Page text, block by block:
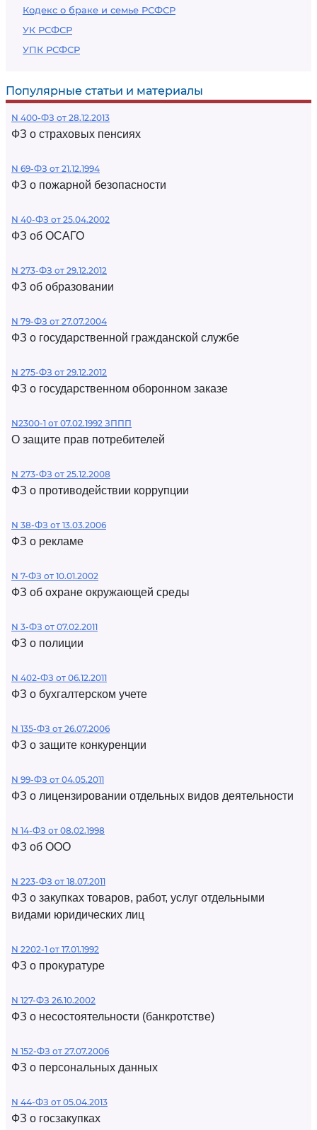
Кодекс о браке и семье РСФСР
УК РСФСР
УПК РСФСР
Популярные статьи и материалы
N 400-ФЗ от 28.12.2013
ФЗ о страховых пенсиях
N 69-ФЗ от 21.12.1994
ФЗ о пожарной безопасности
N 40-ФЗ от 25.04.2002
ФЗ об ОСАГО
N 273-ФЗ от 29.12.2012
ФЗ об образовании
N 79-ФЗ от 27.07.2004
ФЗ о государственной гражданской службе
N 275-ФЗ от 29.12.2012
ФЗ о государственном оборонном заказе
N2300-1 от 07.02.1992 ЗППП
О защите прав потребителей
N 273-ФЗ от 25.12.2008
ФЗ о противодействии коррупции
N 38-ФЗ от 13.03.2006
ФЗ о рекламе
N 7-ФЗ от 10.01.2002
ФЗ об охране окружающей среды
N 3-ФЗ от 07.02.2011
ФЗ о полиции
N 402-ФЗ от 06.12.2011
ФЗ о бухгалтерском учете
N 135-ФЗ от 26.07.2006
ФЗ о защите конкуренции
N 99-ФЗ от 04.05.2011
ФЗ о лицензировании отдельных видов деятельности
N 14-ФЗ от 08.02.1998
ФЗ об ООО
N 223-ФЗ от 18.07.2011
ФЗ о закупках товаров, работ, услуг отдельными
видами юридических лиц
N 2202-1 от 17.01.1992
ФЗ о прокуратуре
N 127-ФЗ 26.10.2002
ФЗ о несостоятельности (банкротстве)
N 152-ФЗ от 27.07.2006
ФЗ о персональных данных
N 44-ФЗ от 05.04.2013
ФЗ о госзакупках